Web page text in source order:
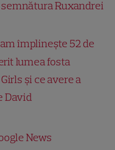
Ruxandrei
împlinește 52 de
lumea fosta
și ce avere a
David
News